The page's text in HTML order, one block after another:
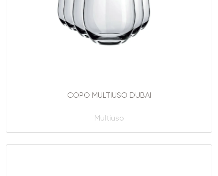
COPO MULTIUSO DUBAI
Multiuso